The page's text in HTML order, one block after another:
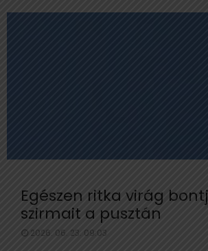
Egészen ritka virág
szirmait a pusztán
2026. 06. 23. 09:03